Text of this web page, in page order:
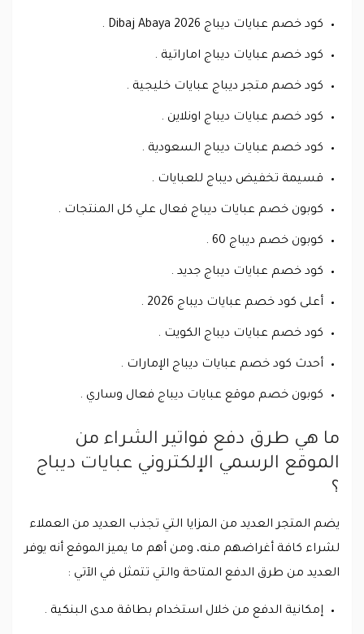
كود خصم عبايات ديباج Dibaj Abaya 2026 .
كود خصم عبايات ديباج اماراتية .
كود خصم متجر ديباج عبايات خليجية .
كود خصم عبايات ديباج اونلاين .
كود خصم عبايات ديباج السعودية .
قسيمة تخفيض ديباج للعبايات .
كوبون خصم عبايات ديباج فعال علي كل المنتجات .
كوبون خصم ديباج 60 .
كود خصم عبايات ديباج جديد .
أعلى كود خصم عبايات ديباج 2026 .
كود خصم عبايات ديباج الكويت .
أحدث كود خصم عبايات ديباج الإمارات .
كوبون خصم موقع عبايات ديباج فعال وساري .
ما هي طرق دفع فواتير الشراء من
الموقع الرسمي الإلكتروني عبايات ديباج
؟
يضم المتجر العديد من المزايا التي تجذب العديد من العملاء
لشراء كافة أغراضهم منه، ومن أهم ما يميز الموقع أنه يوفر
العديد من طرق الدفع المتاحة والتي تتمثل في الآتي :
إمكانية الدفع من خلال استخدام بطاقة مدى البنكية .